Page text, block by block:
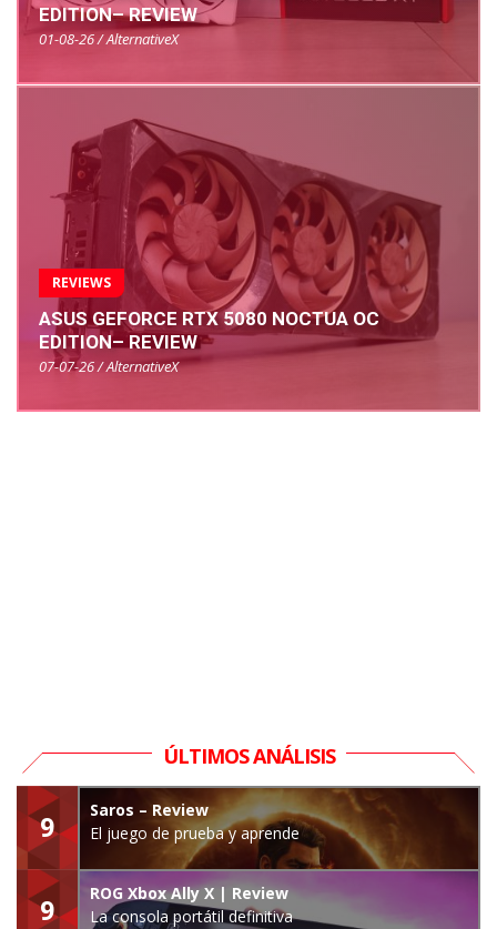
EDITION– REVIEW
01-08-26 / AlternativeX
REVIEWS
ASUS GEFORCE RTX 5080 NOCTUA OC
EDITION– REVIEW
07-07-26 / AlternativeX
ÚLTIMOS ANÁLISIS
9
Saros – Review
El juego de prueba y aprende
9
ROG Xbox Ally X | Review
La consola portátil definitiva